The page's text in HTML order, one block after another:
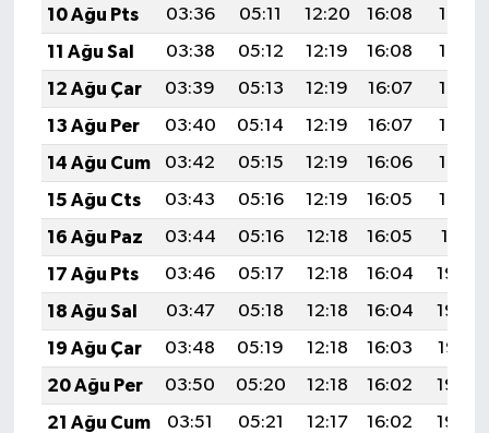
10 Ağu Pts 03:36 05:11 12:20 16:08
19:18
11 Ağu Sal
03:38 05:12 12:19 16:08
19:17
12 Ağu Çar
03:39 05:13 12:19 16:07
19:16
13 Ağu Per
03:40 05:14 12:19 16:07
19:14
14 Ağu Cum
03:42 05:15 12:19 16:06
19:13
15 Ağu Cts
03:43 05:16 12:19 16:05
19:12
16 Ağu Paz
03:44 05:16 12:18 16:05
19:11
17 Ağu Pts
03:46 05:17 12:18 16:04
19:09
18 Ağu Sal
03:47 05:18 12:18 16:04
19:08
19 Ağu Çar
03:48 05:19 12:18 16:03
19:07
20 Ağu Per
03:50 05:20 12:18 16:02
19:05
21 Ağu Cum
03:51 05:21 12:17 16:02
19:04